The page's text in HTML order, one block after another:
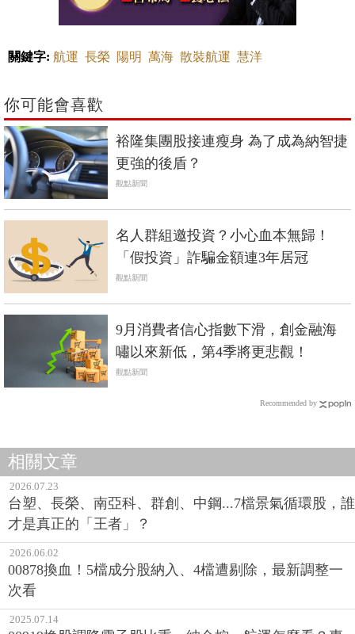
關鍵字: 航運 長榮 陽明 萬海 散裝航運 慧洋
你可能會喜歡
裕隆集團股接連瘦身 為了成為納智捷
更強的後盾？
觀點新聞
名人群組邀投資？小心血本無歸！
「假投資」詐騙金額連3年居冠
觀點新聞
9月消費者信心指數下滑，創金融海
嘯以來新低，第4季將更悲觀！
觀點新聞
Recommended by
相關文章
2026.07.23
台塑、長榮、南亞科、群創、中鋼...7檔景氣循環股，誰
才是真正的「王者」？
2026.06.02
00878換血！5檔成分股納入、4檔遭剔除，最新調整一
次看
2025.07.14